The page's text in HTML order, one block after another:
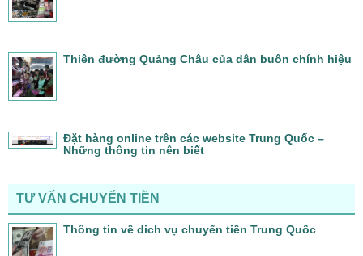
Thiên đường Quảng Châu của dân buôn chính hiệu
Đặt hàng online trên các website Trung Quốc –
Những thông tin nên biết
TƯ VẤN CHUYỂN TIỀN
Thông tin về dich vụ chuyển tiền Trung Quốc